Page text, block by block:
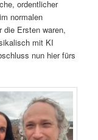
ordentlicher
normalen
die Ersten waren,
mit KI
nun hier fürs